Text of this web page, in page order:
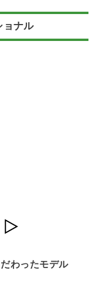
ョナル
わったモデル